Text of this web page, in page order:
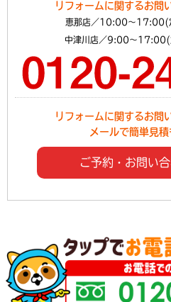
リフォームに関するお問
恵那店／10:00～17:00(
中津川店／9:00～17:00(
リフォームに関するお問
メールで簡単見
ご予約・お問い